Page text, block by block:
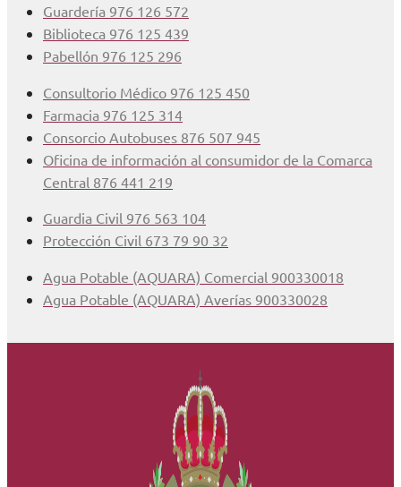
Guardería 976 126 572
Biblioteca 976 125 439
Pabellón 976 125 296
Consultorio Médico 976 125 450
Farmacia 976 125 314
Consorcio Autobuses 876 507 945
Oficina de información al consumidor de la Comarca
Central 876 441 219
Guardia Civil 976 563 104
Protección Civil 673 79 90 32
Agua Potable (AQUARA) Comercial 900330018
Agua Potable (AQUARA) Averías 900330028